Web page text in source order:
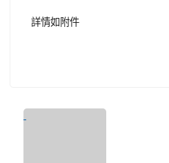
詳情如附件